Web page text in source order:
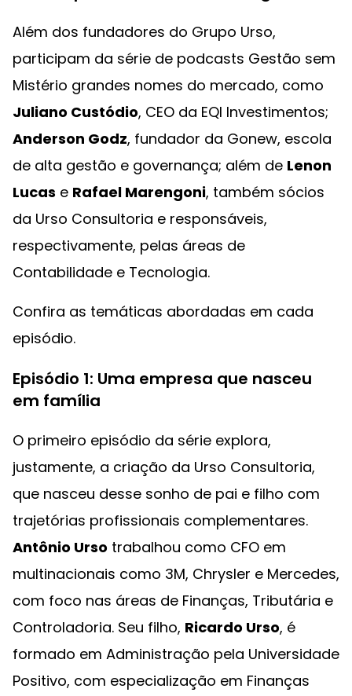
Além dos fundadores do Grupo Urso,
participam da série de podcasts Gestão sem
Mistério grandes nomes do mercado, como
Juliano Custódio, CEO da EQI Investimentos;
Anderson Godz, fundador da Gonew, escola
de alta gestão e governança; além de Lenon
Lucas e Rafael Marengoni, também sócios
da Urso Consultoria e responsáveis,
respectivamente, pelas áreas de
Contabilidade e Tecnologia.
Confira as temáticas abordadas em cada
episódio.
Episódio 1: Uma empresa que nasceu
em família
O primeiro episódio da série explora,
justamente, a criação da Urso Consultoria,
que nasceu desse sonho de pai e filho com
trajetórias profissionais complementares.
Antônio Urso trabalhou como CFO em
multinacionais como 3M, Chrysler e Mercedes,
com foco nas áreas de Finanças, Tributária e
Controladoria. Seu filho, Ricardo Urso, é
formado em Administração pela Universidade
Positivo, com especialização em Finanças